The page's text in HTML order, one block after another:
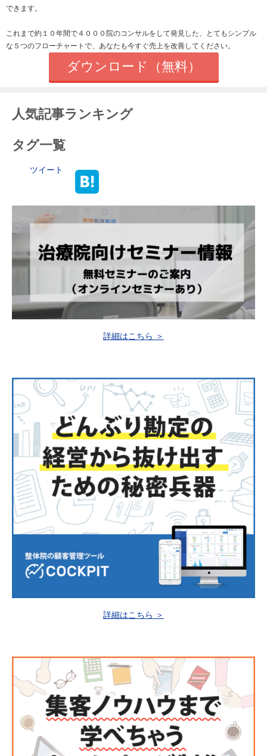
できます。
これまで約１０年間で４０００院のコンサルをして発見した、とてもシンプル
な５つのフローチャートで、あなたも今すぐ売上を改善してください。
ダウンロード（無料）
人気記事ランキング
タグ一覧
ツイート
詳細はこちら ＞
詳細はこちら ＞